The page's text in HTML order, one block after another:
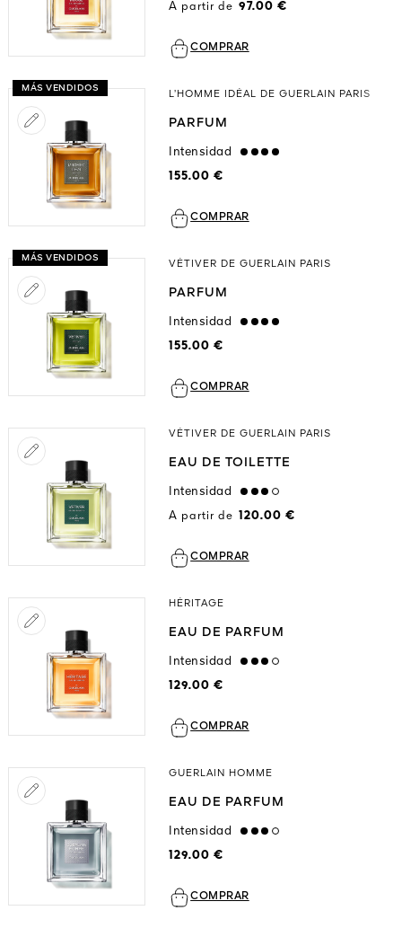
A partir de 97.00 €
COMPRAR
MÁS VENDIDOS
L’HOMME IDÉAL DE GUERLAIN PARIS
PARFUM
Intensidad strong
155.00 €
COMPRAR
MÁS VENDIDOS
VÉTIVER DE GUERLAIN PARIS
PARFUM
Intensidad strong
155.00 €
COMPRAR
VÉTIVER DE GUERLAIN PARIS
EAU DE TOILETTE
Intensidad high
A partir de 120.00 €
COMPRAR
HÉRITAGE
EAU DE PARFUM
Intensidad high
129.00 €
COMPRAR
GUERLAIN HOMME
EAU DE PARFUM
Intensidad high
129.00 €
COMPRAR